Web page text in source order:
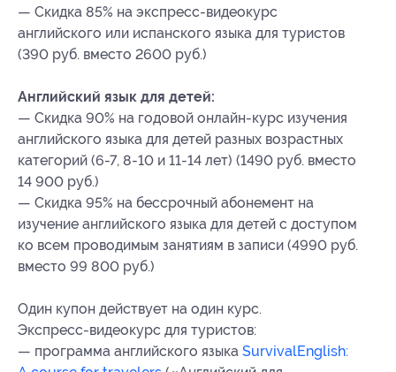
— Скидка 85% на экспресс-видеокурс
английского или испанского языка для туристов
(390 руб. вместо 2600 руб.)
Английский язык для детей:
— Скидка 90% на годовой онлайн-курс изучения
английского языка для детей разных возрастных
категорий (6-7, 8-10 и 11-14 лет) (1490 руб. вместо
14 900 руб.)
— Скидка 95% на бессрочный абонемент на
изучение английского языка для детей с доступом
ко всем проводимым занятиям в записи (4990 руб.
вместо 99 800 руб.)
Один купон действует на один курс.
Экспресс-видеокурс для туристов:
— программа английского языка SurvivalEnglish: